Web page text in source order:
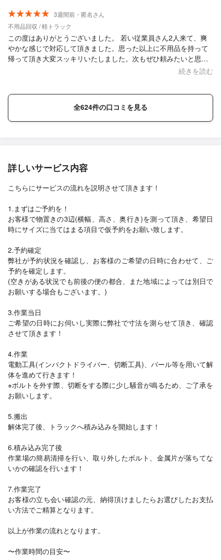
3週間前・匿名さん
不用品回収 / 軽トラック
この度はありがとうございました。 若い従業員さん2人来て、爽
やかな感じで対応して頂きました。思った以上に不用品を持って
帰って頂き大変スッキリいたしました。次もぜひ頼みたいと思い
続きを読む
全624件の口コミを見る
詳しいサービス内容
こちらにサービスの流れを説明させて頂きます！
1.まずはご予約を！
お客様で物置きの3辺(横幅、高さ、奥行き)を測って頂き、希望日
時にサイズに当てはまる項目で仮予約をお願い致します。
2.予約確定
弊社が予約状況を確認し、お客様のご希望の日時に合わせて、ご
予約を確定します。
(空きがある状況でも前後の便の都合、また地域によっては別日で
お願いする場合もございます。)
3.作業当日
ご希望の日時にお伺いし実際に弊社で寸法を測らせて頂き、確認
させて頂きます！
4.作業
電動工具(インパクトドライバー、切断工具)、バール等を用いて解
体を進めて行きます！
※ボルトを外す際、切断をする際に少し騒音が鳴るため、ご了承を
お願いします。
5.搬出
解体完了後、トラックへ積み込みを開始します！
6.積み込み完了後
作業場の簡易清掃を行い、取り外したボルト、金属片が落ちてな
いかの確認を行います！
7.作業完了
お客様の立ち会い確認の元、納得頂けましたらお選びしたお支払
い方法でご精算となります。
以上が作業の流れとなります。
〜作業時間の目安〜